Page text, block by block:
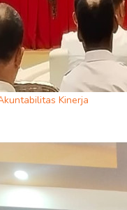
Kinerja